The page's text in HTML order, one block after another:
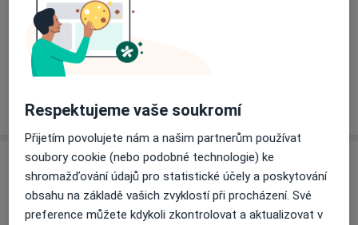
Ceník
Informace o službách a cenách nejsou k dispozici
Tento specialista ještě nepřidával žádné informace o
Adresa
Fakultní poliklinika,
Karlovo nám. 32, Praha
Respektujeme vaše soukromí
Přijetím povolujete nám a našim partnerům používat
soubory cookie (nebo podobné technologie) ke
shromažďování údajů pro statistické účely a poskytování
obsahu na základě vašich zvyklostí při procházení. Své
preference můžete kdykoli zkontrolovat a aktualizovat v